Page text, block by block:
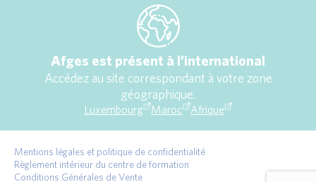
Afges est présent à l’international
Accédez au site correspondant à votre zone
géographique.
Luxembourg Maroc Afrique
Mentions légales et politique de confidentialité
Règlement intérieur du centre de formation
Conditions Générales de Vente